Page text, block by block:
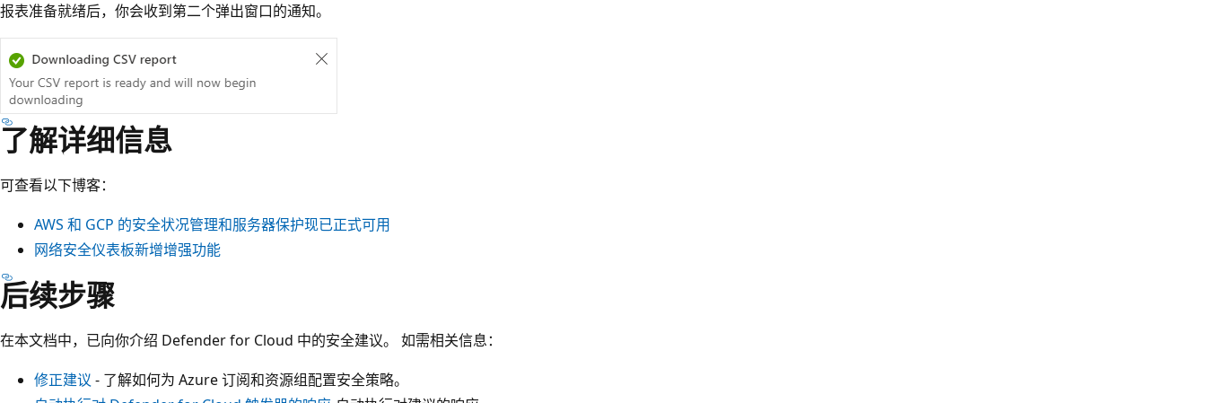
报表准备就绪后，你会收到第二个弹出窗口的通知。
了解详细信息
可查看以下博客：
AWS 和 GCP 的安全状况管理和服务器保护现已正式可用
网络安全仪表板新增增强功能
后续步骤
在本文档中，已向你介绍 Defender for Cloud 中的安全建议。 如需相关信息：
修正建议 - 了解如何为 Azure 订阅和资源组配置安全策略。